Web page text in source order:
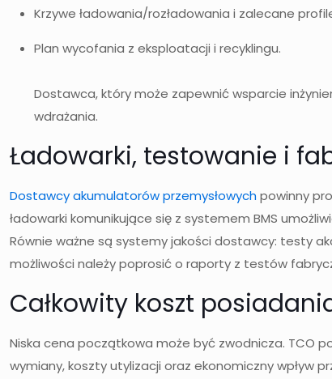
Krzywe ładowania/rozładowania i zalecane
Plan wycofania z eksploatacji i recyklingu.
Dostawca, który może zapewnić wsparcie
wdrażania.
Ładowarki, testowanie i
Dostawcy akumulatorów przemysłowychpowinny
ładowarki komunikujące się z systemem BMS
Równie ważne są systemy jakości dostawcy: testy
możliwości należy poprosić o raporty z testów
Całkowity koszt
Niska cena początkowa może być zwodnicza. TCO
wymiany, koszty utylizacji oraz ekonomiczny wpływ